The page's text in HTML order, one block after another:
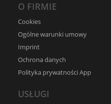
O FIRMIE
Cookies
Ogólne warunki umowy
Imprint
Ochrona danych
Polityka prywatności App
USŁUGI